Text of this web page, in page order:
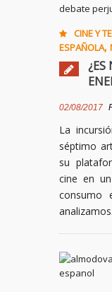
CINE Y
ESPAÑOLA,
¿ES
02/08/2017
La
séptimo
su
cine en
consumo
analizamos.